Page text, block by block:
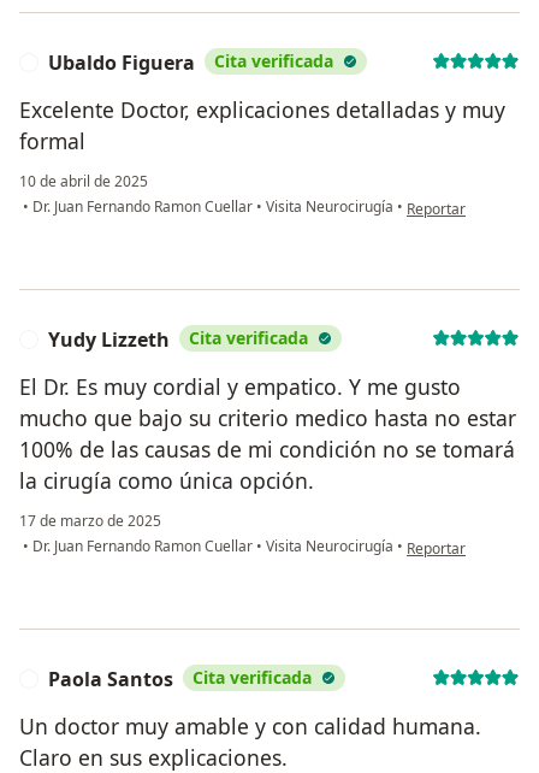
Ubaldo Figuera Cita verificada
Excelente Doctor, explicaciones detalladas y muy
formal
10 de abril de 2025
• Dr. Juan Fernando Ramon Cuellar • Visita Neurocirugía • en opinión del
Reportar
Yudy Lizzeth Cita verificada
El Dr. Es muy cordial y empatico. Y me gusto
mucho que bajo su criterio medico hasta no estar
100% de las causas de mi condición no se tomará
la cirugía como única opción.
17 de marzo de 2025
• Dr. Juan Fernando Ramon Cuellar • Visita Neurocirugía • en opinión del
Reportar
Paola Santos Cita verificada
Un doctor muy amable y con calidad humana.
Claro en sus explicaciones.